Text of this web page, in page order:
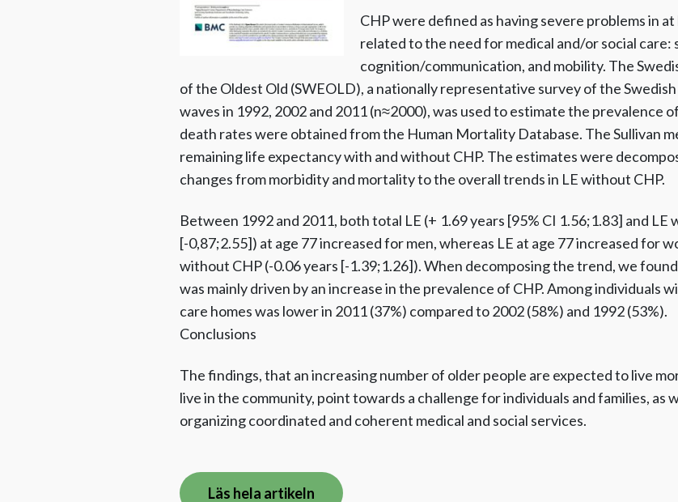
CHP were defined as having severe problems in
related to the need for medical and/or social care:
cognition/communication, and mobility. The
of the Oldest Old (SWEOLD), a nationally representative survey of the
waves in 1992, 2002 and 2011 (n≈2000), was used to estimate the prevalence
death rates were obtained from the Human Mortality Database. The Sullivan
remaining life expectancy with and without CHP. The estimates were
changes from morbidity and mortality to the overall trends in LE without CHP.
Between 1992 and 2011, both total LE (+ 1.69 years [95% CI 1.56;1.83] and LE
[-0,87;2.55]) at age 77 increased for men, whereas LE at age 77 increased for
without CHP (-0.06 years [-1.39;1.26]). When decomposing the trend, we
was mainly driven by an increase in the prevalence of CHP. Among individuals
care homes was lower in 2011 (37%) compared to 2002 (58%) and 1992 (53%).
Conclusions
The findings, that an increasing number of older people are expected to live
live in the community, point towards a challenge for individuals and families, as
organizing coordinated and coherent medical and social services.
Läs hela artikeln